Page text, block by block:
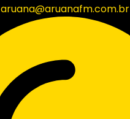
aruana@aruanafm.com.br